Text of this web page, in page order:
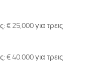
€ 25,000 για τρεις
€ 40.000 για τρεις